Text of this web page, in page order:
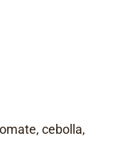
cebolla,